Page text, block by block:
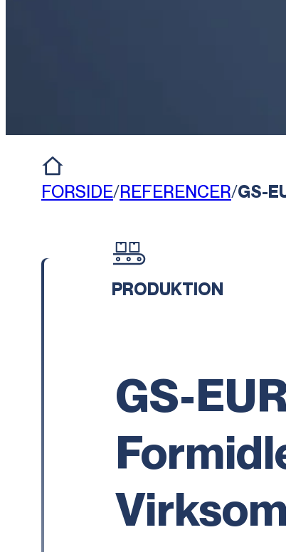
FORSIDE/REFERENCER/GS-
PRODUKTION
GS-